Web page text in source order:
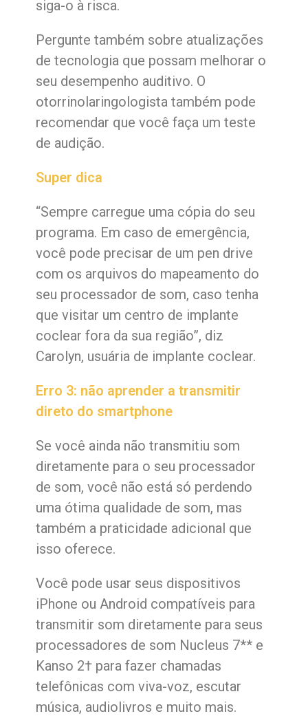
siga-o à risca.
Pergunte também sobre atualizações
de tecnologia que possam melhorar o
seu desempenho auditivo. O
otorrinolaringologista também pode
recomendar que você faça um teste
de audição.
Super dica
“Sempre carregue uma cópia do seu
programa. Em caso de emergência,
você pode precisar de um pen drive
com os arquivos do mapeamento do
seu processador de som, caso tenha
que visitar um centro de implante
coclear fora da sua região”, diz
Carolyn, usuária de implante coclear.
Erro 3: não aprender a transmitir
direto do smartphone
Se você ainda não transmitiu som
diretamente para o seu processador
de som, você não está só perdendo
uma ótima qualidade de som, mas
também a praticidade adicional que
isso oferece.
Você pode usar seus dispositivos
iPhone ou Android compatíveis para
transmitir som diretamente para seus
processadores de som Nucleus 7** e
Kanso 2† para fazer chamadas
telefônicas com viva-voz, escutar
música, audiolivros e muito mais.